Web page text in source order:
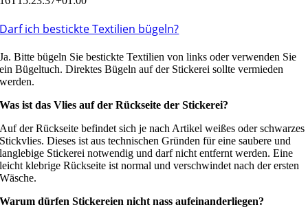
Darf ich bestickte Textilien bügeln?
Ja. Bitte bügeln Sie bestickte Textilien von links oder verwenden Sie
ein Bügeltuch. Direktes Bügeln auf der Stickerei sollte vermieden
werden.
Was ist das Vlies auf der Rückseite der Stickerei?
Auf der Rückseite befindet sich je nach Artikel weißes oder schwarzes
Stickvlies. Dieses ist aus technischen Gründen für eine saubere und
langlebige Stickerei notwendig und darf nicht entfernt werden. Eine
leicht klebrige Rückseite ist normal und verschwindet nach der ersten
Wäsche.
Warum dürfen Stickereien nicht nass aufeinanderliegen?